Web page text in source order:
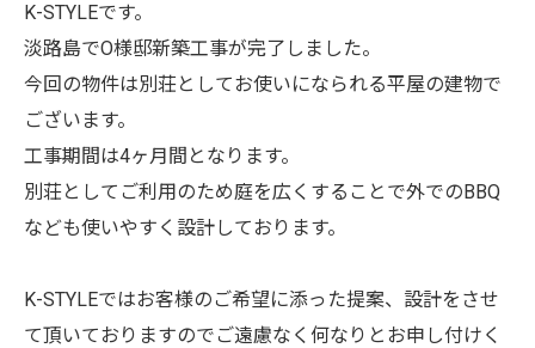
K-STYLEです。
淡路島でO様邸新築工事が完了しました。
今回の物件は別荘としてお使いになられる平屋の建物で
ございます。
工事期間は4ヶ月間となります。
別荘としてご利用のため庭を広くすることで外でのBBQ
なども使いやすく設計しております。
K-STYLEではお客様のご希望に添った提案、設計をさせ
て頂いておりますのでご遠慮なく何なりとお申し付けく